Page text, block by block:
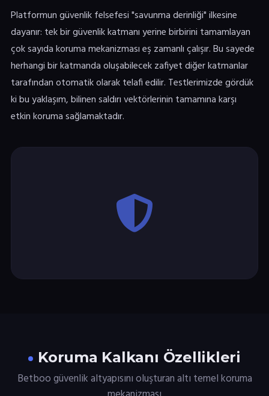
Platformun güvenlik felsefesi "savunma derinliği" ilkesine
dayanır: tek bir güvenlik katmanı yerine birbirini tamamlayan
çok sayıda koruma mekanizması eş zamanlı çalışır. Bu sayede
herhangi bir katmanda oluşabilecek zafiyet diğer katmanlar
tarafından otomatik olarak telafi edilir. Testlerimizde gördük
ki bu yaklaşım, bilinen saldırı vektörlerinin tamamına karşı
etkin koruma sağlamaktadır.
Koruma Kalkanı Özellikleri
Betboo güvenlik altyapısını oluşturan altı temel koruma